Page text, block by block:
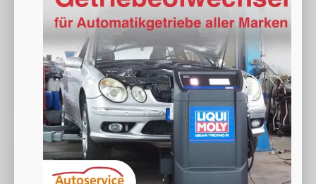
Benzin Außenfarbe
[0E0E] Midnight Schwarz Metallic
110 kW (150 PS) Kilometerstand 20 km
26.490,– €
incl. 19% MwSt.
Wir rufen Sie an
Fahrzeugexposé (PDF)
Fahrzeug parken
Verbrauch kombiniert:6,10 l/100km
2-Klasse: E
-Emissionen:139,00 g/km